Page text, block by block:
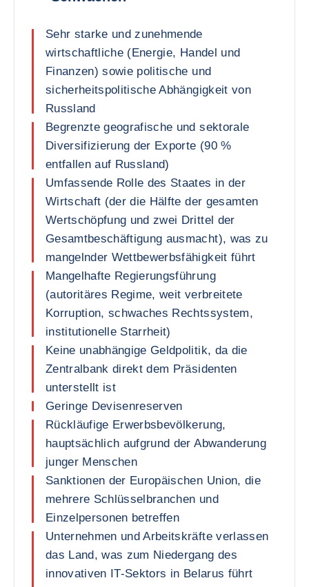
Sehr starke und zunehmende
wirtschaftliche (Energie, Handel und
Finanzen) sowie politische und
sicherheitspolitische Abhängigkeit von
Russland
Begrenzte geografische und sektorale
Diversifizierung der Exporte (90 %
entfallen auf Russland)
Umfassende Rolle des Staates in der
Wirtschaft (der die Hälfte der gesamten
Wertschöpfung und zwei Drittel der
Gesamtbeschäftigung ausmacht), was zu
mangelnder Wettbewerbsfähigkeit führt
Mangelhafte Regierungsführung
(autoritäres Regime, weit verbreitete
Korruption, schwaches Rechtssystem,
institutionelle Starrheit)
Keine unabhängige Geldpolitik, da die
Zentralbank direkt dem Präsidenten
unterstellt ist
Geringe Devisenreserven
Rückläufige Erwerbsbevölkerung,
hauptsächlich aufgrund der Abwanderung
junger Menschen
Sanktionen der Europäischen Union, die
mehrere Schlüsselbranchen und
Einzelpersonen betreffen
Unternehmen und Arbeitskräfte verlassen
das Land, was zum Niedergang des
innovativen IT-Sektors in Belarus führt